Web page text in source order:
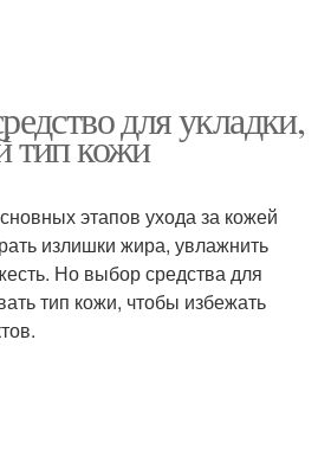
для укладки,
тип кожи
этапов ухода за кожей
излишки жира, увлажнить
Но выбор средства для
тип кожи, чтобы избежать